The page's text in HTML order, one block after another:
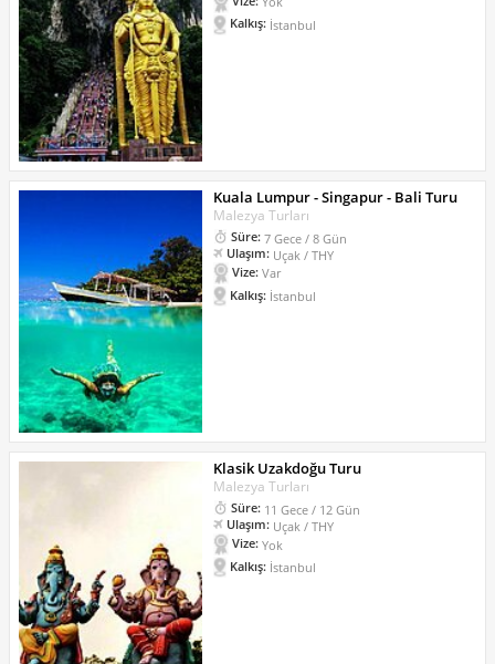
Kalkış: İstanbul
Kuala Lumpur - Singapur - Bali Turu
Malezya Turları
Süre: 7 Gece / 8 Gün
Ulaşım: Uçak / THY
Vize: Var
Kalkış: İstanbul
Klasik Uzakdoğu Turu
Malezya Turları
Süre: 11 Gece / 12 Gün
Ulaşım: Uçak / THY
Vize: Yok
Kalkış: İstanbul